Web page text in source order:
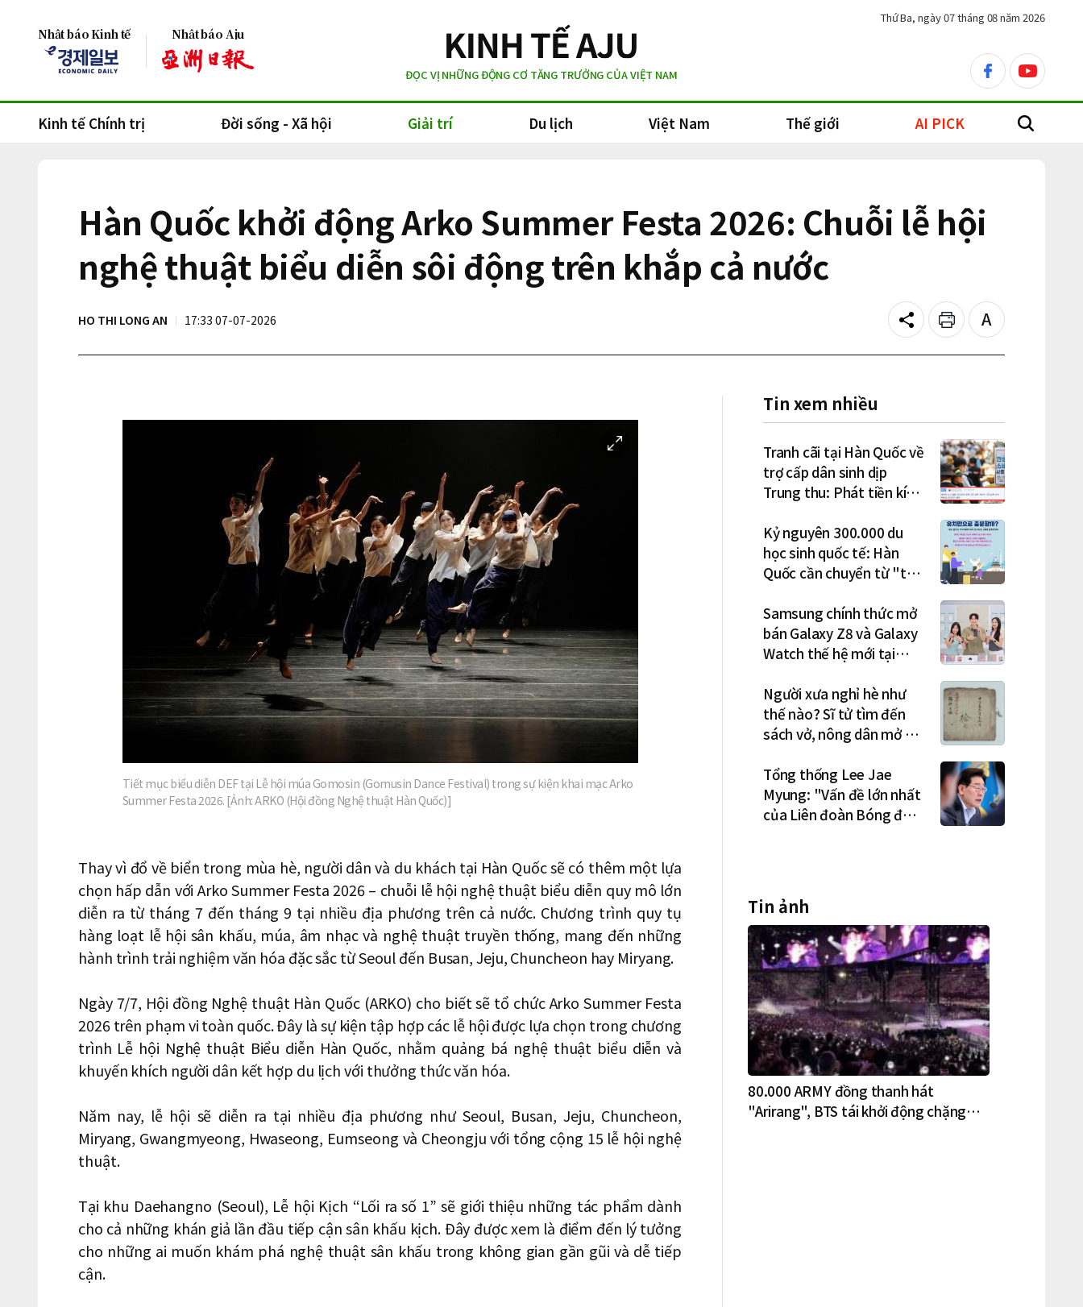
Nhật báo Kinh tế Nhật báo Aju
ĐỌC VỊ NHỮNG ĐỘNG CƠ TĂNG TRƯỞNG CỦA VIỆT NAM
facebookyoutube
Thứ Ba, ngày 07 tháng 08 năm 2026
Kinh tế Chính trị Đời sống - Xã hội Giải trí Du lịch Việt Nam Thế giới AI PICK search
Hàn Quốc khởi động Arko Summer Festa 2026: Chuỗi lễ hội
nghệ thuật biểu diễn sôi động trên khắp cả nước
HO THI LONG AN 17:33 07-07-2026 Share Print
Text
size
Tiết mục biểu diễn DEF tại Lễ hội múa Gomosin (Gomusin Dance Festival) trong sự kiện khai mạc Arko
Summer Festa 2026. [Ảnh: ARKO (Hội đồng Nghệ thuật Hàn Quốc)]
Thay vì đổ về biển trong mùa hè, người dân và du khách tại Hàn Quốc sẽ có thêm một lựa
chọn hấp dẫn với Arko Summer Festa 2026 – chuỗi lễ hội nghệ thuật biểu diễn quy mô lớn
diễn ra từ tháng 7 đến tháng 9 tại nhiều địa phương trên cả nước. Chương trình quy tụ
hàng loạt lễ hội sân khấu, múa, âm nhạc và nghệ thuật truyền thống, mang đến những
hành trình trải nghiệm văn hóa đặc sắc từ Seoul đến Busan, Jeju, Chuncheon hay Miryang.
Ngày 7/7, Hội đồng Nghệ thuật Hàn Quốc (ARKO) cho biết sẽ tổ chức Arko Summer Festa
2026 trên phạm vi toàn quốc. Đây là sự kiện tập hợp các lễ hội được lựa chọn trong chương
trình Lễ hội Nghệ thuật Biểu diễn Hàn Quốc, nhằm quảng bá nghệ thuật biểu diễn và
khuyến khích người dân kết hợp du lịch với thưởng thức văn hóa.
Năm nay, lễ hội sẽ diễn ra tại nhiều địa phương như Seoul, Busan, Jeju, Chuncheon,
Miryang, Gwangmyeong, Hwaseong, Eumseong và Cheongju với tổng cộng 15 lễ hội nghệ
thuật.
Tại khu Daehangno (Seoul), Lễ hội Kịch “Lối ra số 1” sẽ giới thiệu những tác phẩm dành
cho cả những khán giả lần đầu tiếp cận sân khấu kịch. Đây được xem là điểm đến lý tưởng
cho những ai muốn khám phá nghệ thuật sân khấu trong không gian gần gũi và dễ tiếp
cận.
Tin xem nhiều
Tranh cãi tại Hàn Quốc về
trợ cấp dân sinh dịp
Trung thu: Phát tiền kích
tương lai?
Kỷ nguyên 300.000 du
học sinh quốc tế: Hàn
Quốc cần chuyển từ "thu
việc làm – định cư"
Samsung chính thức mở
bán Galaxy Z8 và Galaxy
Watch thế hệ mới tại
triệu đơn đặt trước
Người xưa nghỉ hè như
thế nào? Sĩ tử tìm đến
sách vở, nông dân mở hội
Tổng thống Lee Jae
Myung: "Vấn đề lớn nhất
của Liên đoàn Bóng đá
Tin ảnh
80.000 ARMY đồng thanh hát
"Arirang", BTS tái khởi động chặng